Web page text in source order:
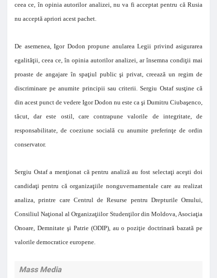
ceea ce, în opinia autorilor analizei, nu va fi acceptat pentru că Rusia
nu acceptă apriori acest pachet.
De asemenea, Igor Dodon propune anularea Legii privind asigurarea
egalităţii, ceea ce, în opinia autorilor analizei, ar însemna condiţii mai
proaste de angajare în spaţiul public şi privat, creează un regim de
discriminare pe anumite principii sau criterii. Sergiu Ostaf susţine că
din acest punct de vedere Igor Dodon nu este ca şi Dumitru Ciubaşenco,
tăcut, dar este ostil, care contrapune valorile de integritate, de
responsabilitate, de coeziune socială cu anumite preferinţe de ordin
conservator.
Sergiu Ostaf a menţionat că pentru analiză au fost selectaţi aceşti doi
candidaţi pentru că organizaţiile nonguvernamentale care au realizat
analiza, printre care Centrul de Resurse pentru Drepturile Omului,
Consiliul Naţional al Organizaţiilor Studenţilor din Moldova, Asociaţia
Onoare, Demnitate şi Patrie (ODIP), au o poziţie doctrinară bazată pe
valorile democratice europene.
Mass Media